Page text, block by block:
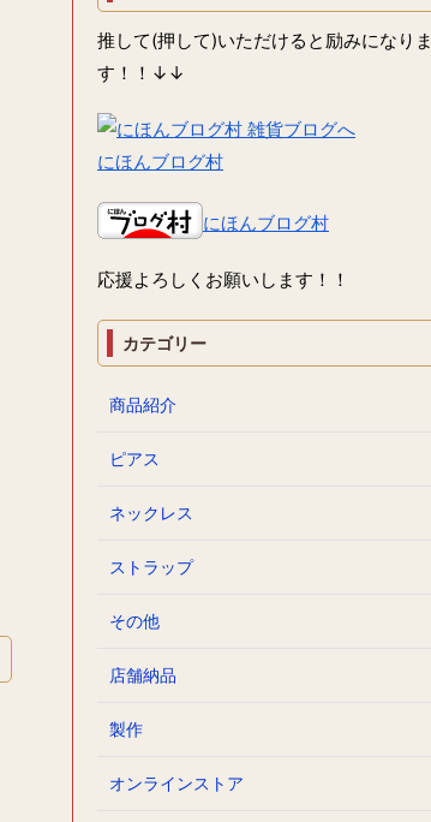
推して(押して)いただけると励みになりま
す！！↓↓
にほんブログ村
にほんブログ村
応援よろしくお願いします！！
カテゴリー
商品紹介
ピアス
ネックレス
ストラップ
その他
店舗納品
製作
オンラインストア